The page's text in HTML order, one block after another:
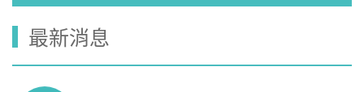
醫療新知
新聞中心
最新消息